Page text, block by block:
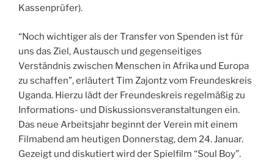
Kassenprüfer).
“Noch wichtiger als der Transfer von Spenden ist für
uns das Ziel, Austausch und gegenseitiges
Verständnis zwischen Menschen in Afrika und Europa
zu schaffen”, erläutert Tim Zajontz vom Freundeskreis
Uganda. Hierzu lädt der Freundeskreis regelmäßig zu
Informations- und Diskussionsveranstaltungen ein.
Das neue Arbeitsjahr beginnt der Verein mit einem
Filmabend am heutigen Donnerstag, dem 24. Januar.
Gezeigt und diskutiert wird der Spielfilm “Soul Boy”.